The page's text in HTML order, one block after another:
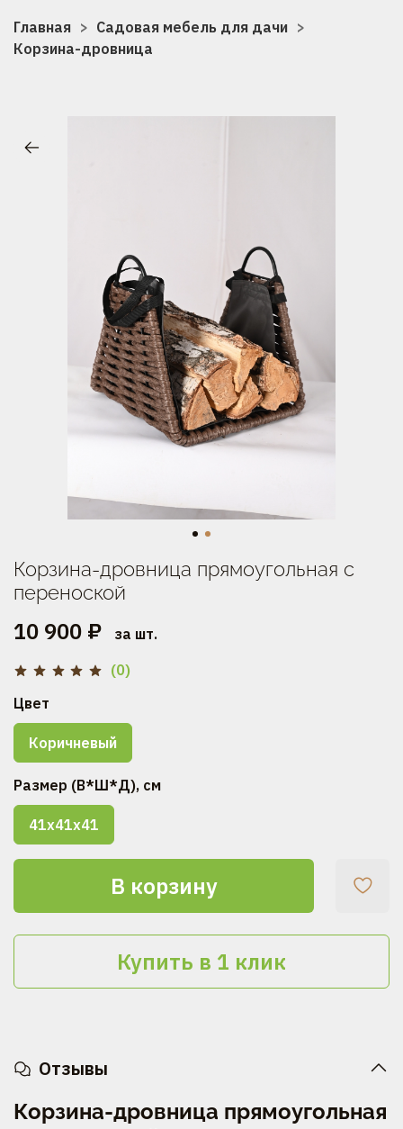
Главная
Садовая мебель для дачи
Корзина-дровница
(0)
Корзина-дровница прямоугольная с
переноской
10 900 ₽ за шт.
В корзину
Купить в 1 клик
Цвет
Коричневый
Размер (В*Ш*Д), см
41х41х41
Отзывы
Корзина-дровница прямоугольная